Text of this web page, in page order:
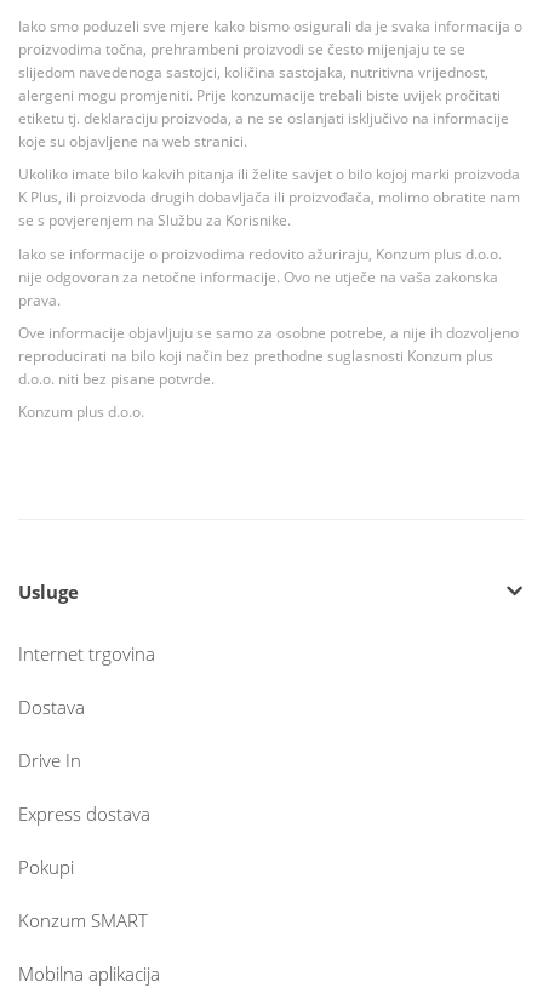
Iako smo poduzeli sve mjere kako bismo osigurali da je svaka informacija o
proizvodima točna, prehrambeni proizvodi se često mijenjaju te se
slijedom navedenoga sastojci, količina sastojaka, nutritivna vrijednost,
alergeni mogu promjeniti. Prije konzumacije trebali biste uvijek pročitati
etiketu tj. deklaraciju proizvoda, a ne se oslanjati isključivo na informacije
koje su objavljene na web stranici.
Ukoliko imate bilo kakvih pitanja ili želite savjet o bilo kojoj marki proizvoda
K Plus, ili proizvoda drugih dobavljača ili proizvođača, molimo obratite nam
se s povjerenjem na Službu za Korisnike.
Iako se informacije o proizvodima redovito ažuriraju, Konzum plus d.o.o.
nije odgovoran za netočne informacije. Ovo ne utječe na vaša zakonska
prava.
Ove informacije objavljuju se samo za osobne potrebe, a nije ih dozvoljeno
reproducirati na bilo koji način bez prethodne suglasnosti Konzum plus
d.o.o. niti bez pisane potvrde.
Konzum plus d.o.o.
Usluge
Internet trgovina
Dostava
Drive In
Express dostava
Pokupi
Konzum SMART
Mobilna aplikacija